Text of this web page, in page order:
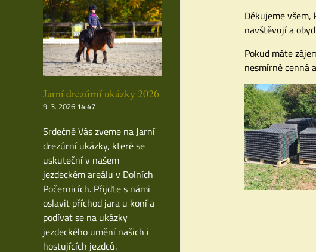
Děkujeme
navštěvují a
Pokud máte
nesmírně cenná
Jarní drezúrní ukázky 2026
9. 3. 2026 14:47
Srdečně Vás zveme na Jarní
drezúrní ukázky, které se
uskuteční v našem
jezdeckém areálu v Dolních
Počernicích. Přijďte s námi
oslavit příchod jara u koní a
podívat se na ukázky
jezdeckého umění našich i
hostujících jezdců.